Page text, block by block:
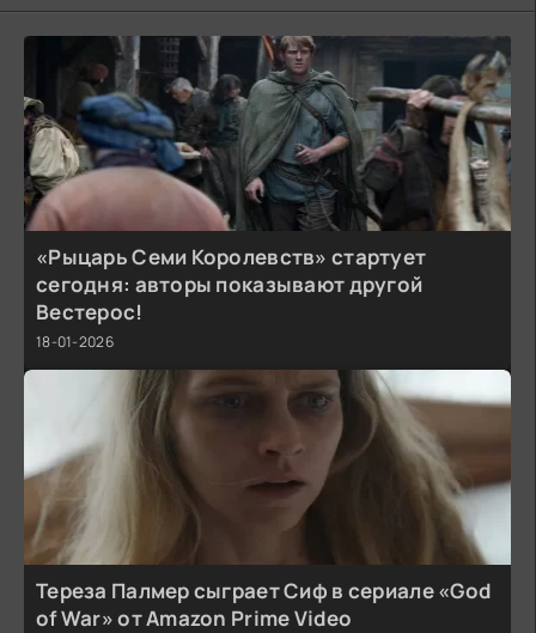
«Рыцарь Семи Королевств» стартует
сегодня: авторы показывают другой
Вестерос!
18-01-2026
Тереза Палмер сыграет Сиф в сериале «God
of War» от Amazon Prime Video